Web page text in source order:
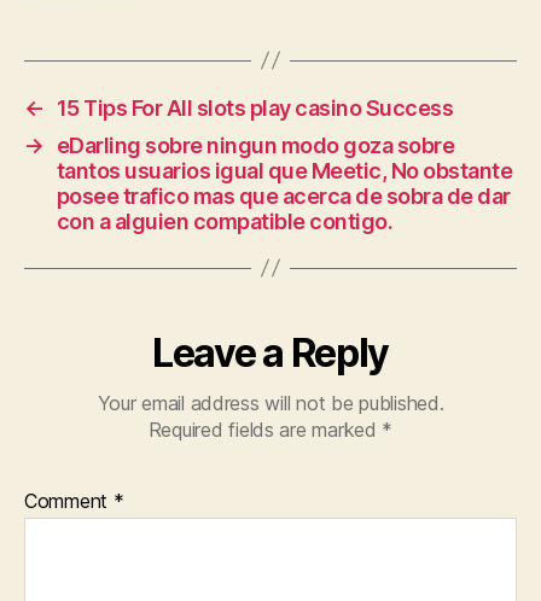
←
15 Tips For All slots play casino Success
→
eDarling sobre ningun modo goza sobre
tantos usuarios igual que Meetic, No obstante
posee trafico mas que acerca de sobra de dar
con a alguien compatible contigo.
Leave a Reply
Your email address will not be published.
Required fields are marked *
Comment *